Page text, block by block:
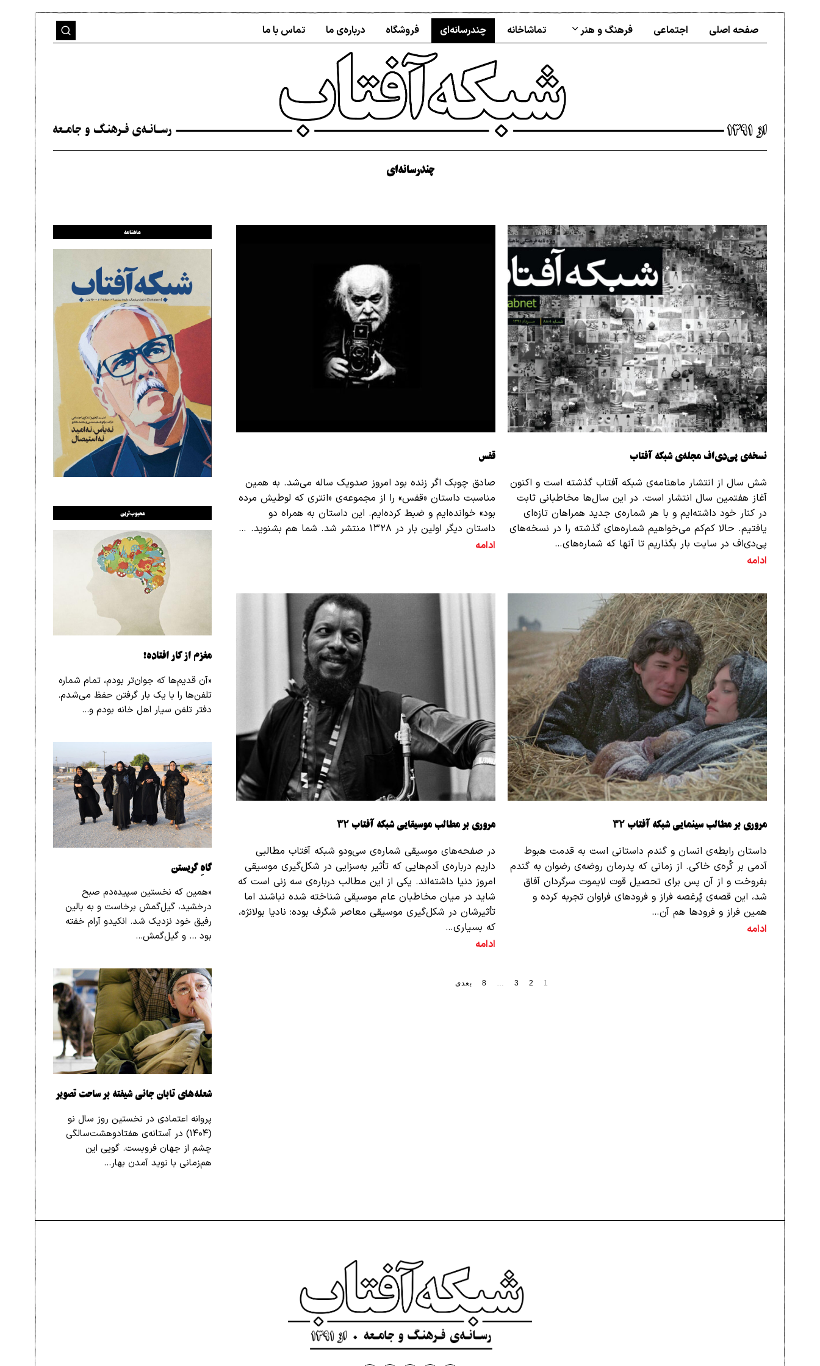
صفحه اصلی اجتماعی فرهنگ و هنر تماشاخانه چندرسانه‌ای فروشگاه درباره‌ی ما تماس با ما
چندرسانه‌ای
نسخه‌ی پی‌دی‌اف مجله‌ی شبکه آفتاب
شش سال از انتشار ماهنامه‌ی شبکه آفتاب گذشته است و اکنون
آغاز هفتمین سال انتشار است. در این سال‌ها مخاطبانی ثابت
در کنار خود داشته‌ایم و با هر شماره‌ی جدید همراهان تازه‌ای
یافتیم. حالا کم‌کم می‌خواهیم شماره‌‌های گذشته را در نسخه‌های
پی‌دی‌اف در سایت بار بگذاریم تا آنها که شماره‌های…
ادامه
قفس
صادق چوبک اگر زنده بود امروز صدویک ساله می‌شد. به همین
مناسبت داستان «قفس» را از مجموعه‌ی «انتری که لوطیش مرده
بود» خوانده‌ایم و ضبط کرده‌ایم. این داستان به همراه دو
داستان دیگر اولین بار در ۱۳۲۸ منتشر شد. شما هم بشنوید. …
ادامه
مروری بر مطالب سینمایی شبکه آفتاب ۳۲
داستان رابطه‌ی انسان و گندم داستانی است به قدمت هبوط
آدمی بر کُره‌ی خاکی. از زمانی که پدرمان روضه‌ی رضوان به گندم
بفروخت و از آن پس برای تحصیل قوت لایموت سرگردان آفاق
شد، این قصه‌ی پُرغصه فراز و فرودهای فراوان تجربه کرده و
همین فراز و فرودها هم آن…
ادامه
مروری بر مطالب موسیقایی شبکه آفتاب ۳۲
در صفحه‌های موسیقی شماره‌ی سی‌و‌دو شبکه آفتاب مطالبی
داریم درباره‌ی آدم‌هایی که تأثیر به‌سزایی در شکل‌گیری موسیقی
امروز دنیا داشته‌اند. یکی از این مطالب درباره‌‌ی سه زنی است که
شاید در میان مخاطبان عام موسیقی شناخته شده نباشند اما
تأثیرشان در شکل‌گیری موسیقی معاصر شگرف بوده: نادیا بولانژه،
که بسیاری…
ادامه
1
2
3
…
8 بعدی
ماهنامه
محبوب‌ترین
مغزم از کار افتاده!
«آن قدیم‌ها که جوان‌تر بودم، تمام شماره
تلفن‌ها را با یک بار گرفتن حفظ می‌شدم.
دفتر تلفن سیار اهل خانه بودم و…
گاهِ گریستن
«همین که نخستین سپیده‌دم صبح
درخشید، گیل‌گمش برخاست و به بالین
رفیق خود نزدیک شد. انکیدو آرام خفته
بود … و گیل‌گمش…
شعله‌های تابان جانی شیفته بر ساحت تصویر
پروانه اعتمادی در نخستین روز سال نو
(۱۴۰۴) در آستانه‌ی هفتادوهشت‌سالگی
چشم از جهان فروبست. گویی این
هم‌زمانی با نوید آمدن بهار…